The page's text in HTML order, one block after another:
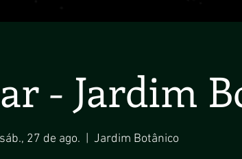
- Jardim
sáb., 27 de ago. Jardim Botânico